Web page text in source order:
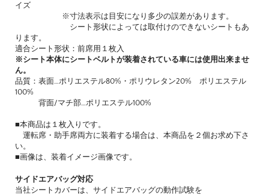
イズ
※寸法表示は目安になり多少の誤差があります。
シート形状によっては取付けのできないシートもあ
ります。
適合シート形状：前席用１枚入
※シート本体にシートベルトが装着されている車には使用出来ませ
ん。
品質：表面…ポリエステル80%・ポリウレタン20% ポリエステル
100%
背面/マチ部…ポリエステル100%
■本商品は１枚入りです。
運転席・助手席両方に装着する場合は、本商品を２個お求め下さ
い。
■画像は、装着イメージ画像です。
サイドエアバッグ対応
当社シートカバーは、サイドエアバッグの動作試験を